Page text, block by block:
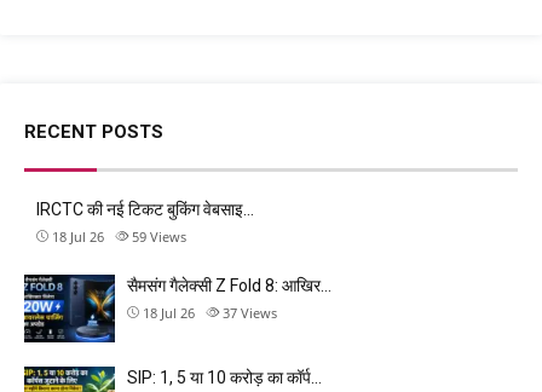
RECENT POSTS
IRCTC की नई टिकट बुकिंग वेबसाइ…
18 Jul 26 59 Views
सैमसंग गैलेक्सी Z Fold 8: आखिर…
18 Jul 26 37 Views
SIP: 1, 5 या 10 करोड़ का कॉर्प…